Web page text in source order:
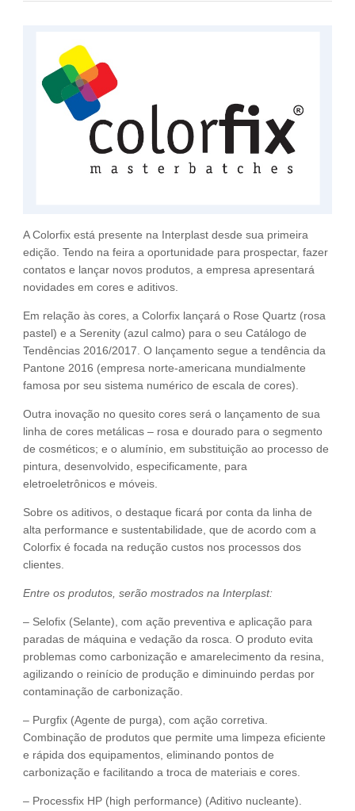
NOSSAS ASSOCIADAS
SEJA UM ASSOCIADO
VAGAS
A Colorfix está presente na Interplast desde sua primeira
edição. Tendo na feira a oportunidade para prospectar, fazer
contatos e lançar novos produtos, a empresa apresentará
novidades em cores e aditivos.
Em relação às cores, a Colorfix lançará o Rose Quartz (rosa
pastel) e a Serenity (azul calmo) para o seu Catálogo de
Tendências 2016/2017. O lançamento segue a tendência da
Pantone 2016 (empresa norte-americana mundialmente
famosa por seu sistema numérico de escala de cores).
Outra inovação no quesito cores será o lançamento de sua
linha de cores metálicas – rosa e dourado para o segmento
de cosméticos; e o alumínio, em substituição ao processo de
pintura, desenvolvido, especificamente, para
eletroeletrônicos e móveis.
Sobre os aditivos, o destaque ficará por conta da linha de
alta performance e sustentabilidade, que de acordo com a
Colorfix é focada na redução custos nos processos dos
clientes.
Entre os produtos, serão mostrados na Interplast:
– Selofix (Selante), com ação preventiva e aplicação para
paradas de máquina e vedação da rosca. O produto evita
problemas como carbonização e amarelecimento da resina,
agilizando o reinício de produção e diminuindo perdas por
contaminação de carbonização.
– Purgfix (Agente de purga), com ação corretiva.
Combinação de produtos que permite uma limpeza eficiente
e rápida dos equipamentos, eliminando pontos de
carbonização e facilitando a troca de materiais e cores.
– Processfix HP (high performance) (Aditivo nucleante).